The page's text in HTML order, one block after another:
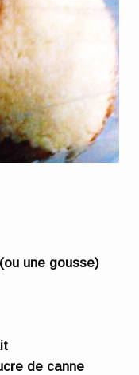
une gousse)
de canne